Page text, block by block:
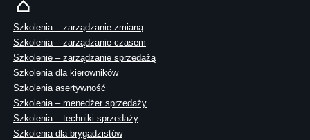
Szkolenia – zarządzanie zmianą
Szkolenia – zarządzanie czasem
Szkolenie – zarządzanie sprzedażą
Szkolenia dla kierowników
Szkolenia asertywność
Szkolenia – menedżer sprzedaży
Szkolenia – techniki sprzedaży
Szkolenia dla brygadzistów